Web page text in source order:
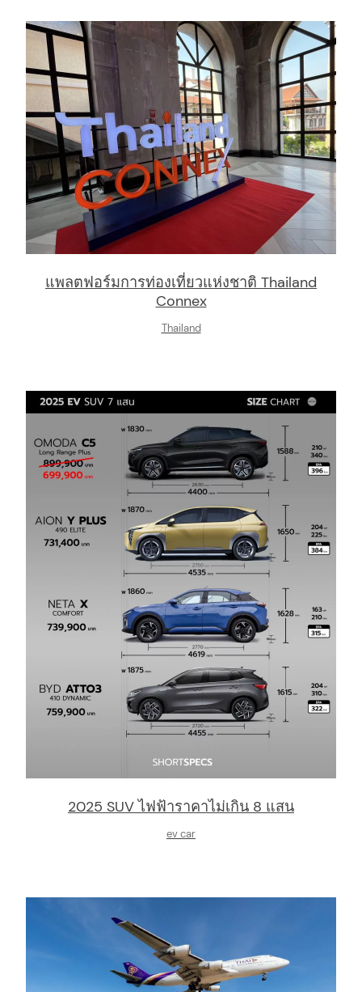
แพลตฟอร์มการท่องเที่ยวแห่งชาติ Thailand
Connex
Thailand
2025 SUV ไฟฟ้าราคาไม่เกิน 8 แสน
ev car